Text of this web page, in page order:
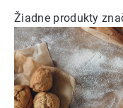
Žiadne produkty